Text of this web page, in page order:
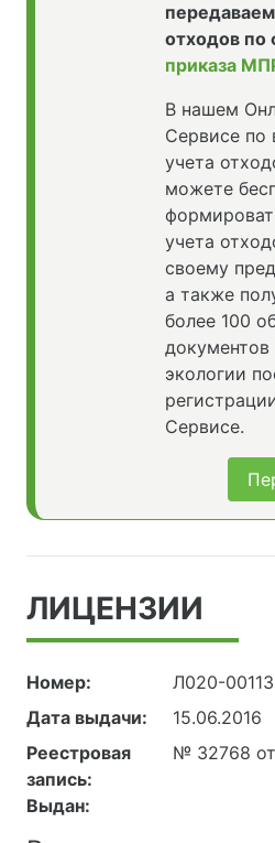
отходов
приказа
В нашем
Сервисе по
учета
можете
учета
своему
а также
более 100
документов
экологии
Сервисе.
ЛИЦЕНЗИИ
Номер:
Л020-
Дата выдачи:
15.06.2016
Реестровая
запись:
№ 32768 от
Выдан: